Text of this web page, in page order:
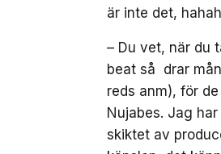
är inte det,
– Du vet, när du
beat så drar
reds anm), för
Nujabes. Jag
skiktet av